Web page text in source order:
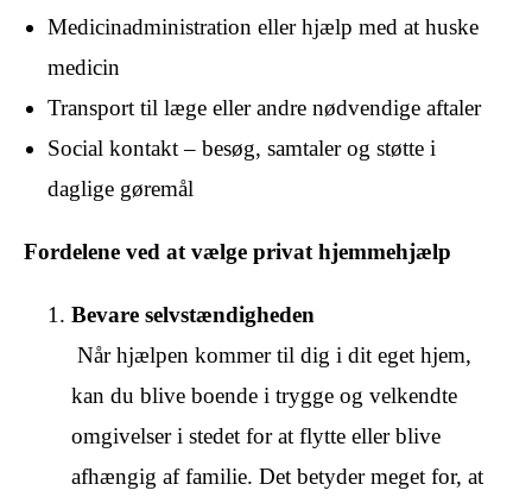
Medicinadministration eller hjælp med at huske
medicin
Transport til læge eller andre nødvendige aftaler
Social kontakt – besøg, samtaler og støtte i
daglige gøremål
Fordelene ved at vælge privat hjemmehjælp
Bevare selvstændigheden
Når hjælpen kommer til dig i dit eget hjem,
kan du blive boende i trygge og velkendte
omgivelser i stedet for at flytte eller blive
afhængig af familie. Det betyder meget for, at